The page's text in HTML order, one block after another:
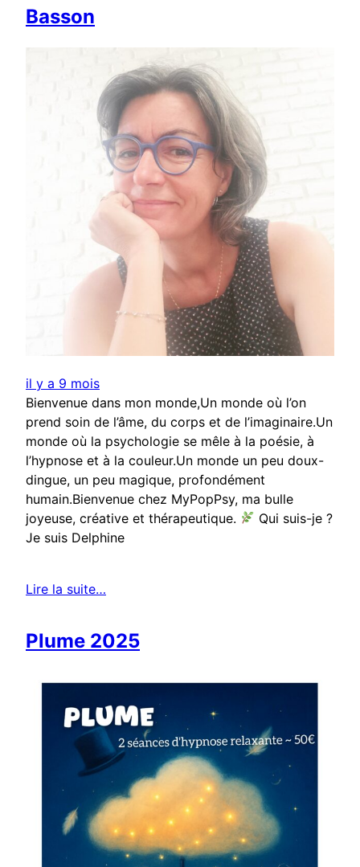
Basson
il y a 9 mois
Bienvenue dans mon monde,Un monde où l’on
prend soin de l’âme, du corps et de l’imaginaire.Un
monde où la psychologie se mêle à la poésie, à
l’hypnose et à la couleur.Un monde un peu doux-
dingue, un peu magique, profondément
humain.Bienvenue chez MyPopPsy, ma bulle
joyeuse, créative et thérapeutique.
Qui suis-je ?
Je suis Delphine
Lire la suite…
Plume 2025